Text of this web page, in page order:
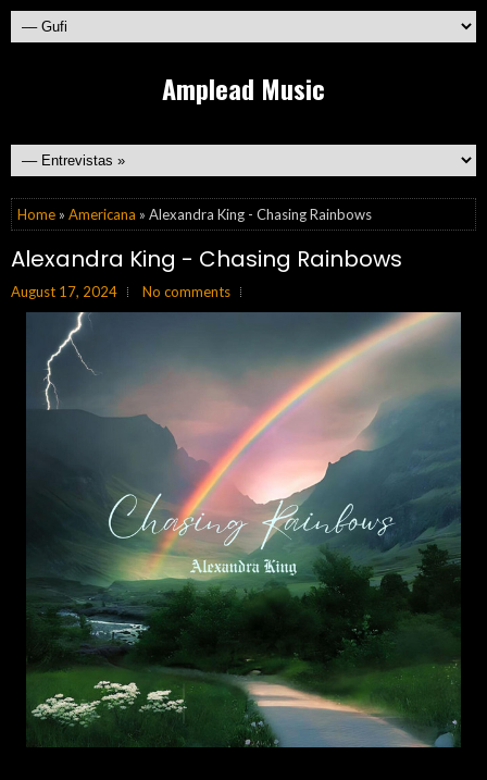
Amplead Music
Home » Americana » Alexandra King - Chasing Rainbows
Alexandra King - Chasing Rainbows
August 17, 2024 No comments